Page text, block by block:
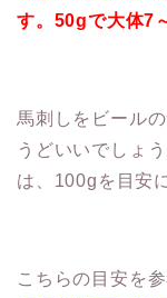
す。50gで大体7
馬刺しをビール
うどいいでしょ
は、100gを目安
こちらの目安を